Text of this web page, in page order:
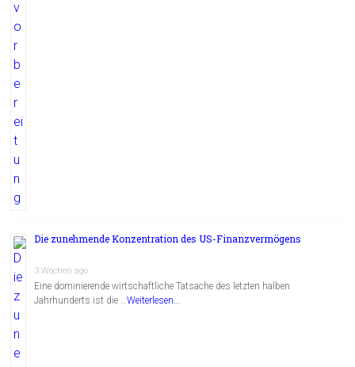
Die zunehmende Konzentration des US-Finanzvermögens
3 Wochen ago
Eine dominierende wirtschaftliche Tatsache des letzten halben
Jahrhunderts ist die …Weiterlesen...